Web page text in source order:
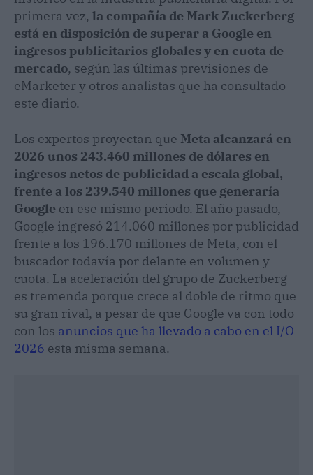
primera vez, la compañía de Mark Zuckerberg
está en disposición de superar a Google en
ingresos publicitarios globales y en cuota de
mercado, según las últimas previsiones de
eMarketer y otros analistas que ha consultado
este diario.
Los expertos proyectan que Meta alcanzará en
2026 unos 243.460 millones de dólares en
ingresos netos de publicidad a escala global,
frente a los 239.540 millones que generaría
Google en ese mismo periodo. El año pasado,
Google ingresó 214.060 millones por publicidad
frente a los 196.170 millones de Meta, con el
buscador todavía por delante en volumen y
cuota. La aceleración del grupo de Zuckerberg
es tremenda porque crece al doble de ritmo que
su gran rival, a pesar de que Google va con todo
con los anuncios que ha llevado a cabo en el I/O
2026 esta misma semana.